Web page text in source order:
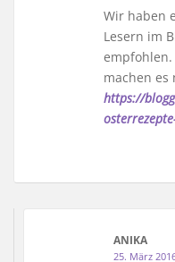
Wir haben
Lesern im
empfohlen.
machen es
https://
ANIKA
25. März